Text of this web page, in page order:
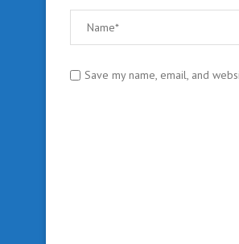
Save my name, email, and